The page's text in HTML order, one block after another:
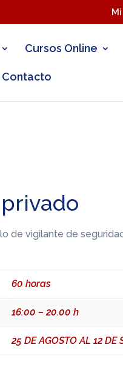
Cursos Online
Contacto
de vigilante de
60 horas
16:00 – 20.00 h
25 DE AGOSTO AL 12 DE